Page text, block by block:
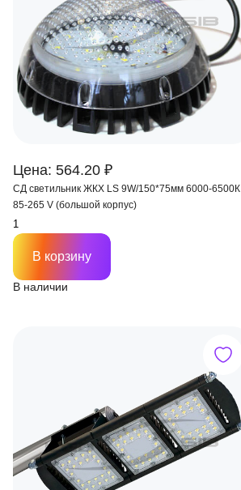
Цена: 564.20 ₽
СД светильник ЖКХ LS 9W/150*75мм 6000-6500К
85-265 V (большой корпус)
В наличии
В корзину